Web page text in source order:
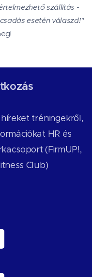
szállítás -
esetén válaszd!"
tréningekről,
HR és
(FirmUP!,
Club)